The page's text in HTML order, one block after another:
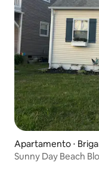
Apartamento ⋅
Sunny Day Beach